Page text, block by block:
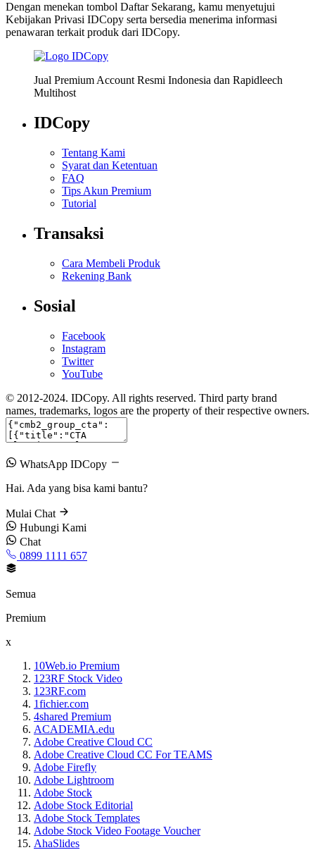
Dengan menekan tombol Daftar Sekarang, kamu menyetujui
Kebijakan Privasi IDCopy serta bersedia menerima informasi
penawaran terkait produk dari IDCopy.
Jual Premium Account Resmi Indonesia dan Rapidleech
Multihost
IDCopy
Tentang Kami
Syarat dan Ketentuan
FAQ
Tips Akun Premium
Tutorial
Transaksi
Cara Membeli Produk
Rekening Bank
Sosial
Facebook
Instagram
Twitter
YouTube
© 2012-2024. IDCopy. All rights reserved. Third party brand
names, trademarks, logos are the property of their respective owners.
WhatsApp IDCopy
Hai. Ada yang bisa kami bantu?
Mulai Chat
Hubungi Kami
Chat
0899 1111 657
Semua
Premium
x
10Web.io Premium
123RF Stock Video
123RF.com
1fichier.com
4shared Premium
ACADEMIA.edu
Adobe Creative Cloud CC
Adobe Creative Cloud CC For TEAMS
Adobe Firefly
Adobe Lightroom
Adobe Stock
Adobe Stock Editorial
Adobe Stock Templates
Adobe Stock Video Footage Voucher
AhaSlides